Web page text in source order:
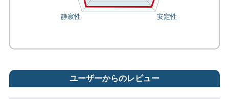
ユーザーからのレビュー